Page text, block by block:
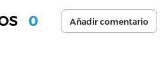
0 Añadir comentario